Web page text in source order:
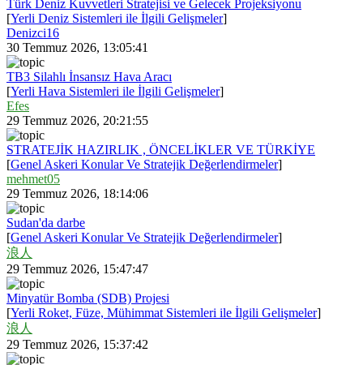
Türk Deniz Kuvvetleri Stratejisi ve Gelecek Projeksiyonu
[Yerli Deniz Sistemleri ile İlgili Gelişmeler]
Denizci16
30 Temmuz 2026, 13:05:41
TB3 Silahlı İnsansız Hava Aracı
[Yerli Hava Sistemleri ile İlgili Gelişmeler]
Efes
29 Temmuz 2026, 20:21:55
STRATEJİK HAZIRLIK , ÖNCELİKLER VE TÜRKİYE
[Genel Askeri Konular Ve Stratejik Değerlendirmeler]
mehmet05
29 Temmuz 2026, 18:14:06
Sudan'da darbe
[Genel Askeri Konular Ve Stratejik Değerlendirmeler]
浪人
29 Temmuz 2026, 15:47:47
Minyatür Bomba (SDB) Projesi
[Yerli Roket, Füze, Mühimmat Sistemleri ile İlgili Gelişmeler]
浪人
29 Temmuz 2026, 15:37:42